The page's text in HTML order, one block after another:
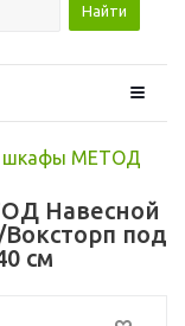
Найти
шкафы МЕТОД
Навесной
под
см